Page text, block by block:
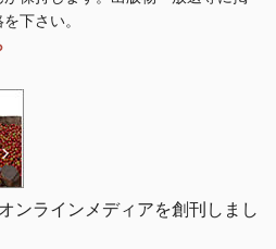
下さい。
ンラインメディアを創刊しまし